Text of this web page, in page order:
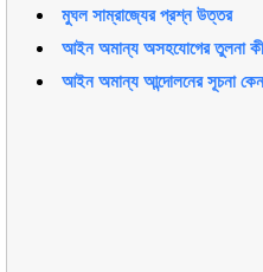
মুঘল সাম্রাজ্যের প্রশ্ন উত্তর
আইন অমান্য অসহযোগের তুলনা
আইন অমান্য আন্দোলনের সূচনা